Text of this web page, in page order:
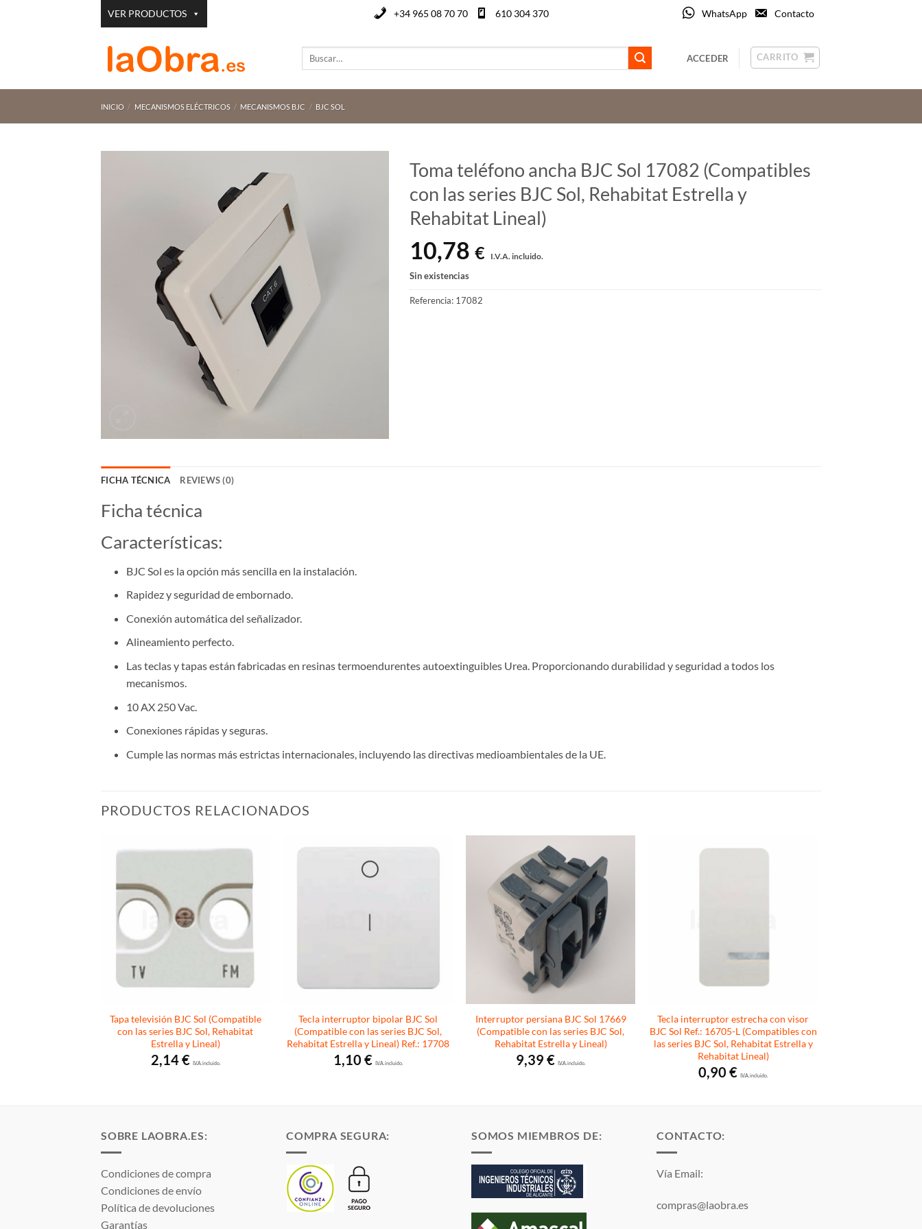
VER PRODUCTOS +34 965 08 70 70 610 304 370 WhatsApp Contacto
Buscar
ACCEDER CARRITO
INICIO / MECANISMOS ELÉCTRICOS / MECANISMOS BJC / BJC SOL
Toma teléfono ancha BJC Sol 17082 (Compatibles
con las series BJC Sol, Rehabitat Estrella y
Rehabitat Lineal)
10,78 € I.V.A. incluido.
Sin existencias
Referencia: 17082
FICHA TÉCNICA REVIEWS (0)
Ficha técnica
Características:
BJC Sol es la opción más sencilla en la instalación.
Rapidez y seguridad de embornado.
Conexión automática del señalizador.
Alineamiento perfecto.
Las teclas y tapas están fabricadas en resinas termoendurentes autoextinguibles Urea. Proporcionando durabilidad y seguridad a todos los
mecanismos.
10 AX 250 Vac.
Conexiones rápidas y seguras.
Cumple las normas más estrictas internacionales, incluyendo las directivas medioambientales de la UE.
PRODUCTOS RELACIONADOS
Tapa televisión BJC Sol (Compatible
con las series BJC Sol, Rehabitat
Estrella y Lineal)
2,14€I.V.A. incluido.
Tecla interruptor bipolar BJC Sol
(Compatible con las series BJC Sol,
Rehabitat Estrella y Lineal) Ref.: 17708
1,10 €I.V.A. incluido.
Interruptor persiana BJC Sol 17669
(Compatible con las series BJC Sol,
Rehabitat Estrella y Lineal)
9,39€ I.V.A. incluido.
Tecla interruptor estrecha con visor
BJC Sol Ref.: 16705-L (Compatibles con
las series BJC Sol, Rehabitat Estrella y
Rehabitat Lineal)
0,90€ I.V.A. incluido.
SOBRE LAOBRA.ES:
Condiciones de compra
Condiciones de envío
Política de devoluciones
Garantías
COMPRA SEGURA: SOMOS MIEMBROS DE: CONTACTO:
Vía Email:
compras@laobra.es